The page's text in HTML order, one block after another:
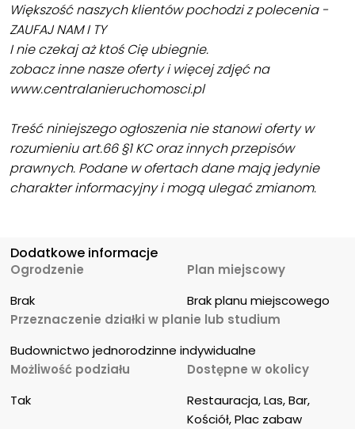
Większość naszych klientów pochodzi z polecenia -
ZAUFAJ NAM I TY
I nie czekaj aż ktoś Cię ubiegnie.
zobacz inne nasze oferty i więcej zdjęć na
www.centralanieruchomosci.pl
Treść niniejszego ogłoszenia nie stanowi oferty w
rozumieniu art.66 §1 KC oraz innych przepisów
prawnych. Podane w ofertach dane mają jedynie
charakter informacyjny i mogą ulegać zmianom.
Dodatkowe informacje
Ogrodzenie
Brak
Plan miejscowy
Brak planu miejscowego
Przeznaczenie działki w planie lub studium
Budownictwo jednorodzinne indywidualne
Możliwość podziału
Tak
Dostępne w okolicy
Restauracja, Las, Bar,
Kościół, Plac zabaw